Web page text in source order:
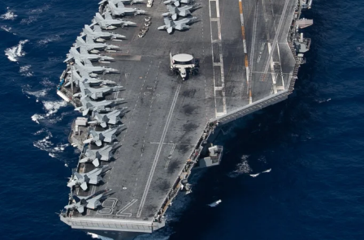
إصبعك من الحروف أثناء التمرير عبر الشاشة، ويقوم بتصنيف
احتمالية الكلمة التي اخترتها.
وعندما ترفع إصبعك عن الشاشة، ستقوم لوحة المفاتيح بإدراج
كلمة محتملة. وقد ترى أيضاً كلمات بديلة أخرى لاختيارها، على
غرار اقتراحات التصحيح التلقائي.
كيف ومتى؟
ويمكنك استخدام ميزة الكتابة بالتمرير في أي مكان تكتب فيه
النص، مثل الرسائل النصية ورسائل البريد الإلكتروني وأحياناً